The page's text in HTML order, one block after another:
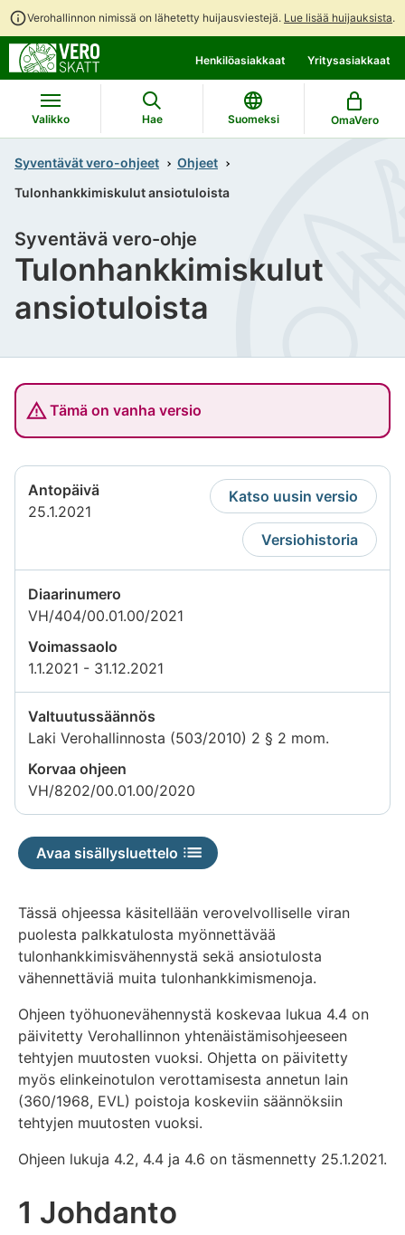
Verohallinnon nimissä on lähetetty huijausviestejä. Lue lisää huijauksista.
suoraan
sisältöön
koko
sivuston
hakuun
Henkilöasiakkaat Yritysasiakkaat
Valikko Hae Suomeksi OmaVero
Syventävät vero-ohjeet
Ohjeet
Tulonhankkimiskulut ansiotuloista
Tulonhankkimiskulut
ansiotuloista
Syventävä vero-ohje
Tämä on vanha versio
Antopäivä
25.1.2021
Katso uusin versio
Versiohistoria
Diaarinumero
VH/404/00.01.00/2021
Voimassaolo
1.1.2021 - 31.12.2021
Valtuutussäännös
Laki Verohallinnosta (503/2010) 2 § 2 mom.
Korvaa ohjeen
VH/8202/00.01.00/2020
Avaa sisällysluettelo
Tässä ohjeessa käsitellään verovelvolliselle viran
puolesta palkkatulosta myönnettävää
tulonhankkimisvähennystä sekä ansiotulosta
vähennettäviä muita tulonhankkimismenoja.
Ohjeen työhuonevähennystä koskevaa lukua 4.4 on
päivitetty Verohallinnon yhtenäistämisohjeeseen
tehtyjen muutosten vuoksi. Ohjetta on päivitetty
myös elinkeinotulon verottamisesta annetun lain
(360/1968, EVL) poistoja koskeviin säännöksiin
tehtyjen muutosten vuoksi.
Ohjeen lukuja 4.2, 4.4 ja 4.6 on täsmennetty 25.1.2021.
1 Johdanto